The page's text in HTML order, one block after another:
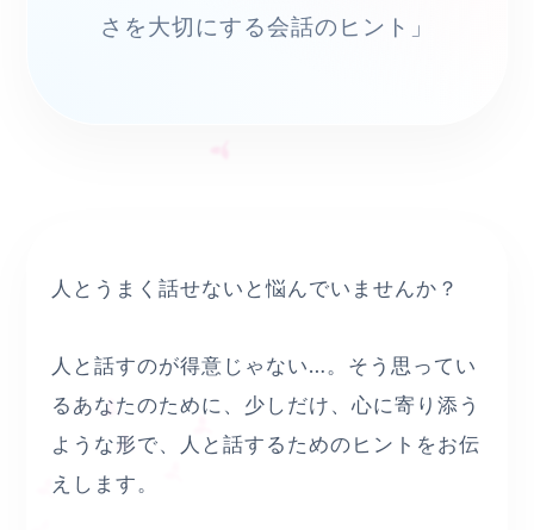
さを大切にする会話のヒント」
人とうまく話せないと悩んでいませんか？
人と話すのが得意じゃない…。そう思ってい
るあなたのために、少しだけ、心に寄り添う
ような形で、人と話するためのヒントをお伝
えします。